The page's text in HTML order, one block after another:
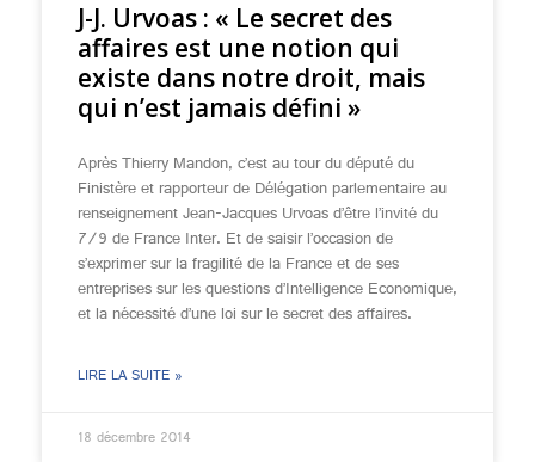
J-J. Urvoas : « Le secret des
affaires est une notion qui
existe dans notre droit, mais
qui n’est jamais défini »
Après Thierry Mandon, c’est au tour du député du
Finistère et rapporteur de Délégation parlementaire au
renseignement Jean-Jacques Urvoas d’être l’invité du
7/9 de France Inter. Et de saisir l’occasion de
s’exprimer sur la fragilité de la France et de ses
entreprises sur les questions d’Intelligence Economique,
et la nécessité d’une loi sur le secret des affaires.
LIRE LA SUITE »
18 décembre 2014